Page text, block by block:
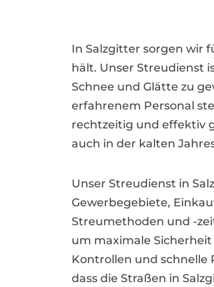
In Salzgitter sorgen wir
hält. Unser Streudienst
Schnee und Glätte zu
erfahrenem Personal
rechtzeitig und effektiv
auch in der kalten
Unser Streudienst in
Gewerbegebiete,
Streumethoden und -
um maximale
Kontrollen und schnelle
dass die Straßen in